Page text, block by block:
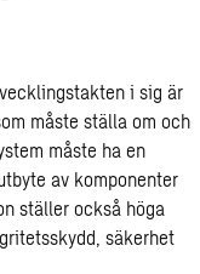
i sig är
måste ställa om och
måste ha en
av komponenter
ställer också höga
säkerhet